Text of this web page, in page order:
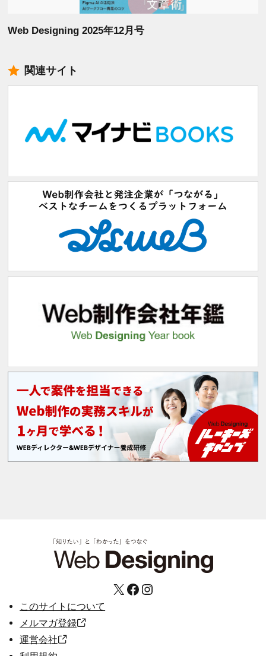
Web Designing 2025年12月号
関連サイト
X Facebook Instagram
このサイトについて
メルマガ登録
運営会社